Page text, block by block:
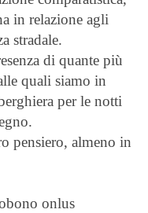
in relazione agli
stradale.
di quante più
quali siamo in
per le notti
pensiero, almeno in
onlus